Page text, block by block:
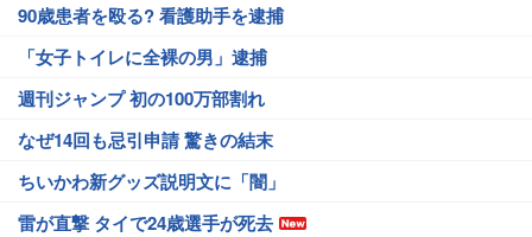
90歳患者を殴る? 看護助手を逮捕
「女子トイレに全裸の男」逮捕
週刊ジャンプ 初の100万部割れ
なぜ14回も忌引申請 驚きの結末
ちいかわ新グッズ説明文に「闇」
雷が直撃 タイで24歳選手が死去